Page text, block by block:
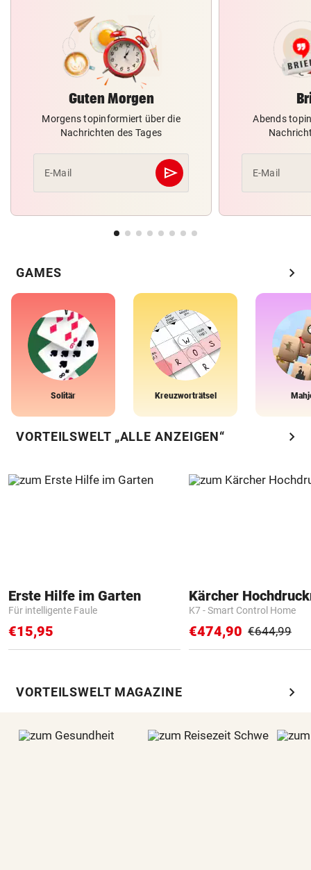
Guten Morgen
Morgens topinformiert über die
Nachrichten des Tages
E-Mail send
Abschicken
Abends
E-Mail
GAMES chevron_right
Solitär Kreuzworträtsel
VORTEILSWELT „ALLE ANZEIGEN“ chevron_right
Erste Hilfe im Garten
Für intelligente Faule
€15,95
Kärcher
K7 - Smart Control Home
€474,90 €644,99
VORTEILSWELT MAGAZINE chevron_right